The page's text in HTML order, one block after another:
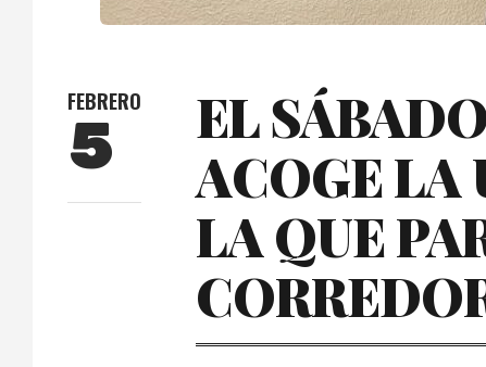
FEBRERO
5
EL
ACOGE LA
LA QUE